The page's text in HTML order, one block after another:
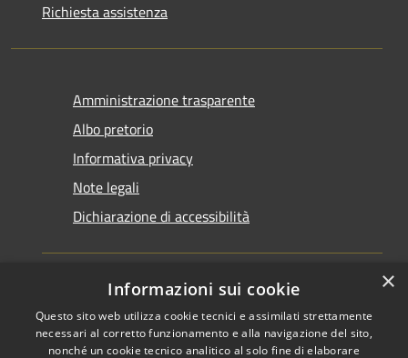
Richiesta assistenza
Amministrazione trasparente
Albo pretorio
Informativa privacy
Note legali
Dichiarazione di accessibilità
RSS
Accessibilità
Copyright © 2026 • Comune di
Santarcangelo di Romagna •
×
Informazioni sui cookie
Questo sito web utilizza cookie tecnici e assimilati strettamente
necessari al corretto funzionamento e alla navigazione del sito,
nonché un cookie tecnico analitico al solo fine di elaborare